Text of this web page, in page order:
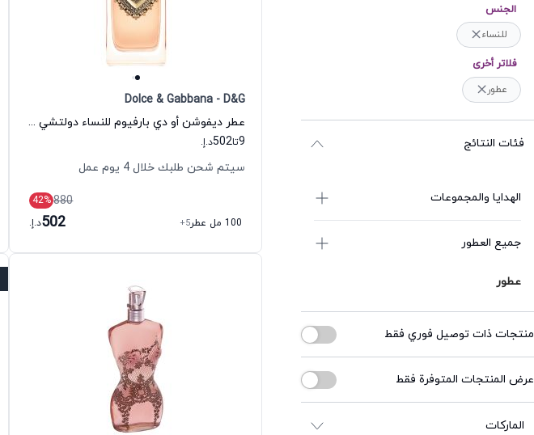
الجنس
للنساء
فلاتر أخرى
عطور
فئات النتائج
الهدايا والمجموعات
جميع العطور
عطور
منتجات ذات توصيل فوري فقط
عرض المنتجات المتوفرة فقط
الماركات
Dolce & Gabbana - D&G
عطر ديفوشن أو دي بارفيوم للنساء دولتشي اند غابانا
9تا502د.إ.
سيتم شحن طلبك خلال 4 يوم عمل
880
42%
100 مل عطر
+5
502د.إ.